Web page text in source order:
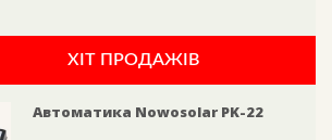
ХІТ ПРОДАЖІВ
Автоматика Nowosolar PK-22